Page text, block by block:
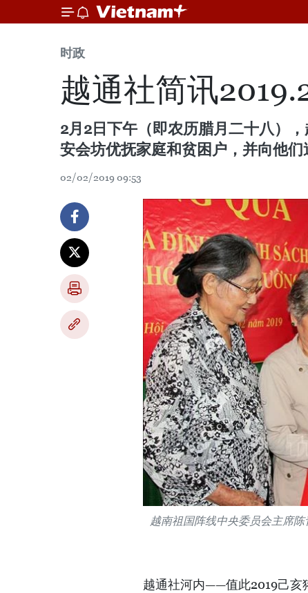
时政
越通社简讯
2月2日下午（即农历腊月二十八）
安会坊优抚家庭和贫困户，并向他们
02/02/2019 09:53
越南祖国阵线中央委员会主席
越通社河内——值此2019己亥